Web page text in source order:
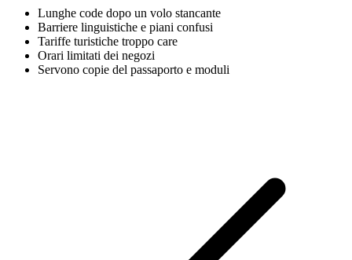
Lunghe code dopo un volo stancante
Barriere linguistiche e piani confusi
Tariffe turistiche troppo care
Orari limitati dei negozi
Servono copie del passaporto e moduli